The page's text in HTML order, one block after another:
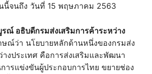
นี้จนถึง วันที่ 15 พฤษภาคม 2563
ณ์ อธิบดีกรมส่งเสริมการค้าระหว่าง
ณ์ว่า นโยบายหลักด้านหนึ่งของกรมส่ง
างประเทศ คือการส่งเสริมและพัฒนา
ารแข่งขันผู้ประกอบการไทย ขยายช่อง